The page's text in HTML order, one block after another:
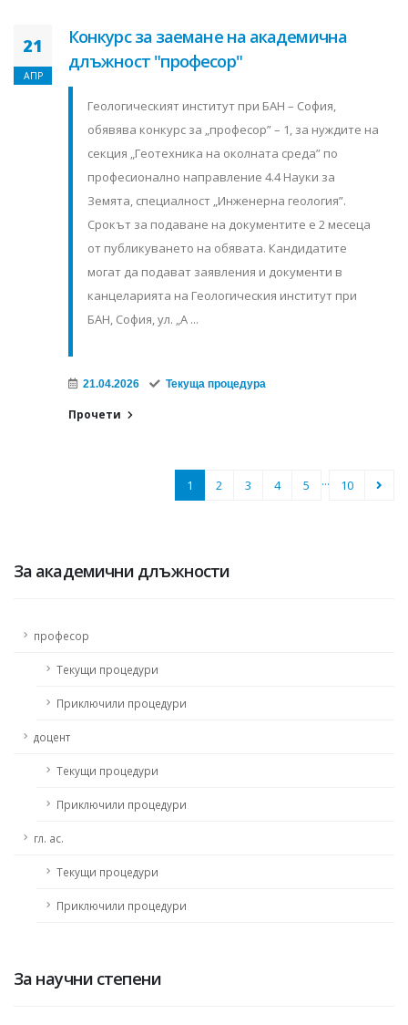
21
АПР
Конкурс за заемане на академична
длъжност "професор"
Геологическият институт при БАН – София,
обявява конкурс за „професор” – 1, за нуждите на
секция „Геотехника на околната среда” по
професионално направление 4.4 Науки за
Земята, специалност „Инженерна геология”.
Срокът за подаване на документите е 2 месеца
от публикуването на обявата. Кандидатите
могат да подават заявления и документи в
канцеларията на Геологическия институт при
БАН, София, ул. „А ...
21.04.2026 Текуща процедура
Прочети
1 2 3 4 5 ... 10
За академични длъжности
професор
Текущи процедури
Приключили процедури
доцент
Текущи процедури
Приключили процедури
гл. ас.
Текущи процедури
Приключили процедури
За научни степени